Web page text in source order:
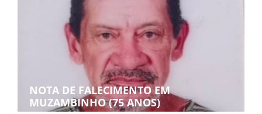
NOTA DE FALECIMENTO EM
MUZAMBINHO (75 ANOS)